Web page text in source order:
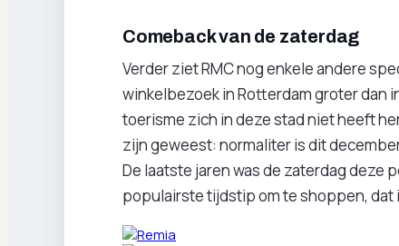
Comeback van de zaterdag
Verder ziet RMC nog enkele andere
winkelbezoek in Rotterdam groter dan
toerisme zich in deze stad niet heeft
zijn geweest: normaliter is dit
De laatste jaren was de zaterdag deze
populairste tijdstip om te shoppen, dat